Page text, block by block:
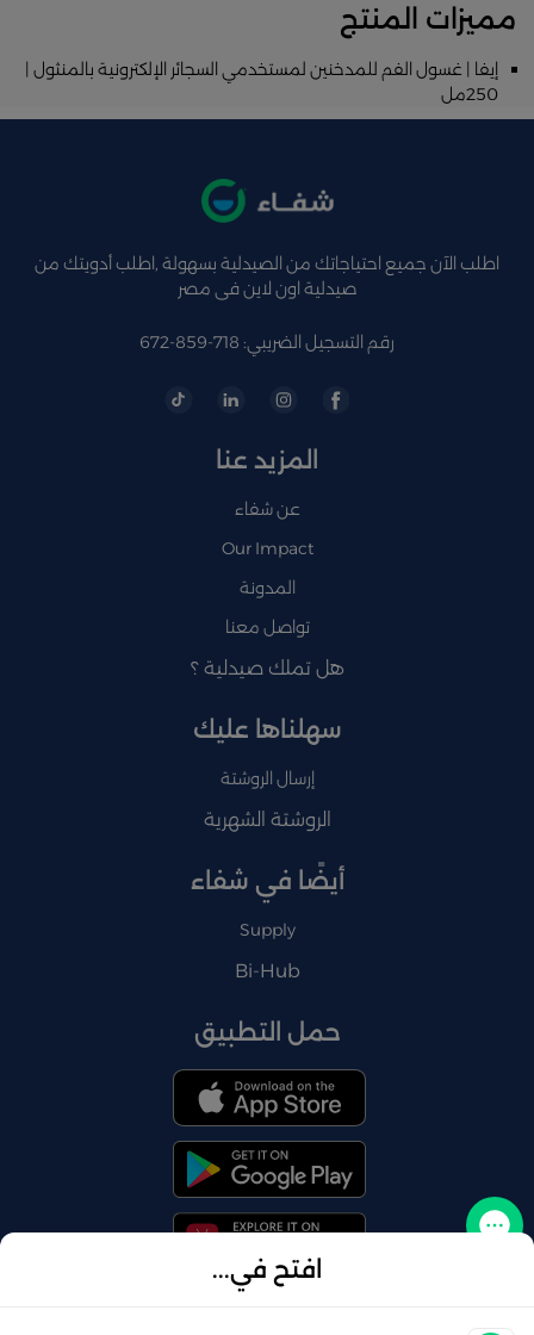
مميزات المنتج
إيفا | غسول الفم للمدخنين لمستخدمي السجائر الإلكترونية بالمنثول |
250مل
افتح في...
اطلب الآن جميع احتياجاتك من الصيدلية بسهولة ,اطلب أدويتك من
صيدلية اون لاين فى مصر
رقم التسجيل الضريبي: 718-859-672
المزيد عنا
عن شفاء
Our Impact
المدونة
تواصل معنا
هل تملك صيدلية ؟
سهلناها عليك
إرسال الروشتة
الروشتة الشهرية
أيضًا في شفاء
Supply
Bi-Hub
حمل التطبيق
تواصل معنا